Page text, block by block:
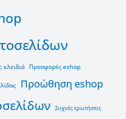
κλειδιά Προσφορές eshop
Προώθηση eshop
Συχνές ερωτήσεις